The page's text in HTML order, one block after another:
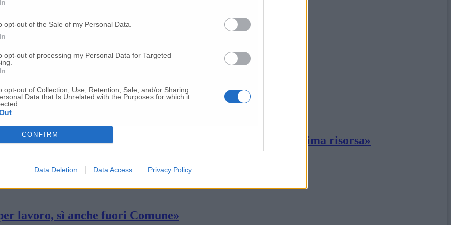
opt-out of the Sale of my Personal Data.
opt-out of processing my Personal Data for Targeted
opt-out of Collection, Use, Retention, Sale, and/or Sharing
Data that Is Unrelated with the Purposes for which it
CONFIRM
Data Deletion Data Access Privacy Policy
casi positivi
11 vittime nelle Marche
apriamo il quarto modulo a Civitanova Ma è la nostra ultima risorsa»
la soglia critica dei ricoveri per Covid»
lavoro, sì anche fuori Comune»